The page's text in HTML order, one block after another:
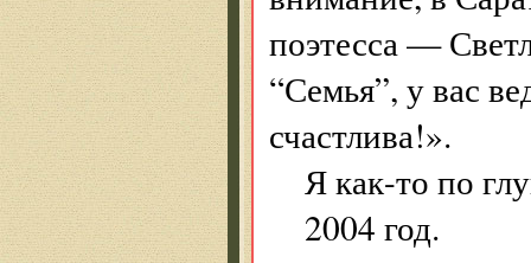
поэтесса —
“Семья”, у вас
счастлива!».
Я как-то по
2004 год.